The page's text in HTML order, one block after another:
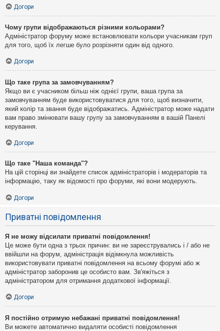
Догори
Чому групи відображаються різними кольорами?
Адміністратор форуму може встановлювати кольори учасникам груп
для того, щоб їх легше було розрізняти один від одного.
Догори
Що таке група за замовчуванням?
Якщо ви є учасником більш ніж однієї групи, ваша група за
замовчуванням буде використовуватися для того, щоб визначити,
який колір та звання буде відображатись. Адміністратор може надати
вам право змінювати вашу групу за замовчуванням в вашій Панелі
керування.
Догори
Що таке "Наша команда"?
На цій сторінці ви знайдете список адміністраторів і модераторів та
інформацію, таку як відомості про форуми, які вони модерують.
Догори
Приватні повідомлення
Я не можу відсилати приватні повідомлення!
Це може бути одна з трьох причин: ви не зареєструвались і / або не
ввійшли на форум, адміністрація відімкнула можливість
використовувати приватні повідомлення на всьому форумі або ж
адміністратор заборонив це особисто вам. Зв'яжіться з
адміністратором для отримання додаткової інформації.
Догори
Я постійно отримую небажані приватні повідомлення!
Ви можете автоматично видаляти особисті повідомлення